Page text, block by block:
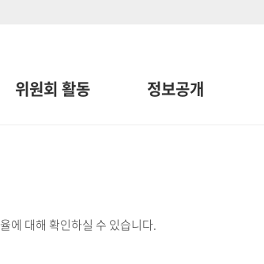
위원회 활동 정보공개
에 대해 확인하실 수 있습니다.